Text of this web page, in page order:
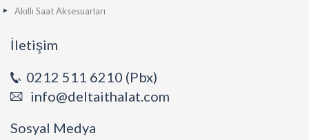
Akıllı Saat Aksesuarları
İletişim
0212 511 6210 (Pbx)
info@deltaithalat.com
Sosyal Medya